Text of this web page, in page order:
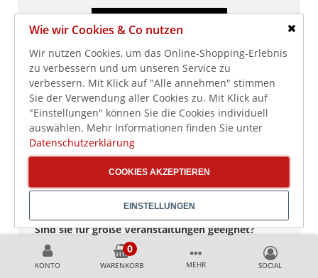
KONTO WARENKORB MEHR
Bankettmöbel ansehen
Gastro-Germany unterstützt Sie bei der Auswahl der
passenden Lösung.
Häufige Fragen zu Bankettmöbeln
Sind Bankettmöbel stapelbar?
Ja, viele Modelle sind stapelbar oder klappbar und
lassen sich platzsparend lagern.
Sind sie für große Veranstaltungen geeignet?
Ja, sie sind speziell für den Einsatz bei Events und
großen Gästezahlen entwickelt.
Wie wir Cookies & Co nutzen
Wir nutzen Cookies, um das Online-Shopping-Erlebnis
zu verbessern und um unseren Service zu
verbessern. Mit Klick auf "Alle annehmen" stimmen
Sie der Verwendung aller Cookies zu. Mit Klick auf
"Einstellungen" können Sie die Cookies individuell
auswählen. Mehr Informationen finden Sie unter
Datenschutzerklärung
COOKIES AKZEPTIEREN
EINSTELLUNGEN